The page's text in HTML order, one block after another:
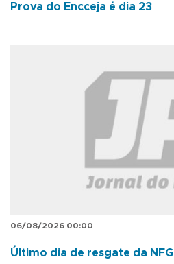
Prova do Encceja é dia 23
06/08/2026 00:00
Último dia de resgate da NFG